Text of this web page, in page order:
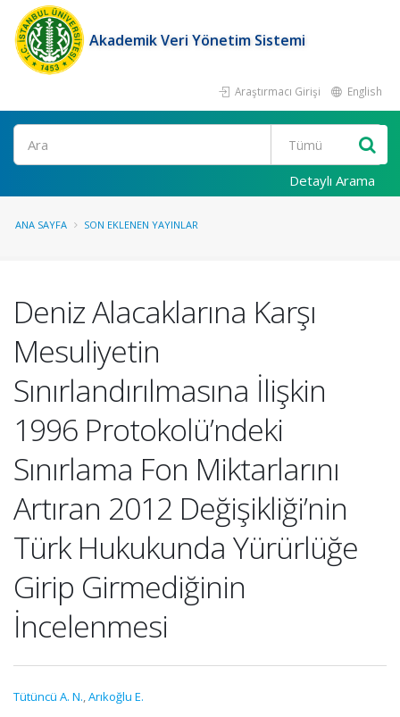
Akademik Veri Yönetim Sistemi
Araştırmacı Girişi English
Ara
Detaylı Arama
ANA SAYFA SON EKLENEN YAYINLAR
Deniz Alacaklarına Karşı
Mesuliyetin
Sınırlandırılmasına İlişkin
1996 Protokolü’ndeki
Sınırlama Fon Miktarlarını
Artıran 2012 Değişikliği’nin
Türk Hukukunda Yürürlüğe
Girip Girmediğinin
İncelenmesi
Tütüncü A. N.,Arıkoğlu E.